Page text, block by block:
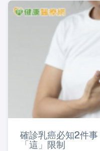
確診乳癌必知2件
「這」限制